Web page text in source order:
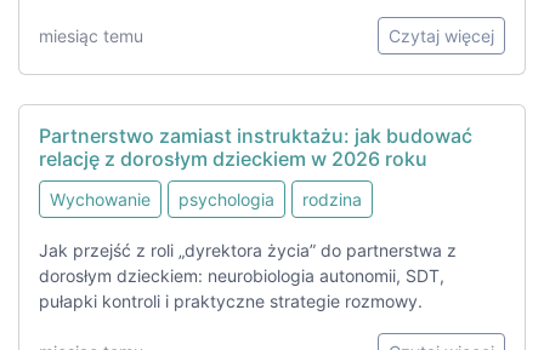
miesiąc temu Czytaj więcej
Partnerstwo zamiast instruktażu: jak budować
relację z dorosłym dzieckiem w 2026 roku
Wychowanie psychologia rodzina
Jak przejść z roli „dyrektora życia” do partnerstwa z
dorosłym dzieckiem: neurobiologia autonomii, SDT,
pułapki kontroli i praktyczne strategie rozmowy.